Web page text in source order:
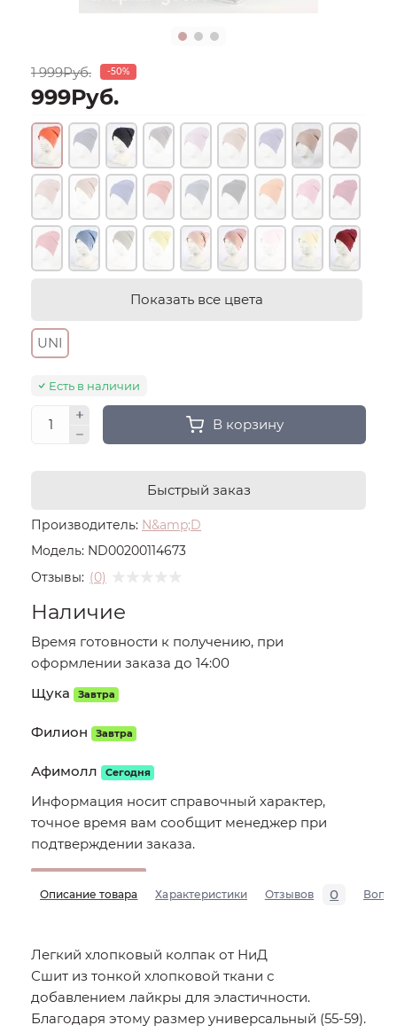
Производитель: N&amp;D
Модель: ND00200114673
Отзывы: (0)
1 999Руб. -50%
999Руб.
Показать все цвета
UNI
Есть в наличии
В корзину
Быстрый заказ
Наличие
Время готовности к получению, при
оформлении заказа до 14:00
Щука
Завтра
Филион Завтра
Афимолл Сегодня
Информация носит справочный характер,
точное время вам сообщит менеджер при
подтверждении заказа.
Описание товара Характеристики Отзывов 0
Легкий хлопковый колпак от НиД
Сшит из тонкой хлопковой ткани с
добавлением лайкры для эластичности.
Благодаря этому размер универсальный (55-59).